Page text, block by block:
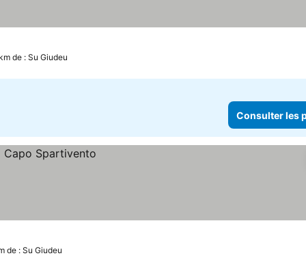
de : Su Giudeu
Consulter les
de : Su Giudeu